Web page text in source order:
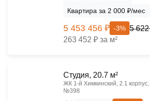
Квартира за 2 000 ₽/мес
5 453 456 ₽ -3% 5
263 452 ₽ за м²
Cтудия, 20.7 м²
ЖК 1‑й Химкинский, 2.1
№398